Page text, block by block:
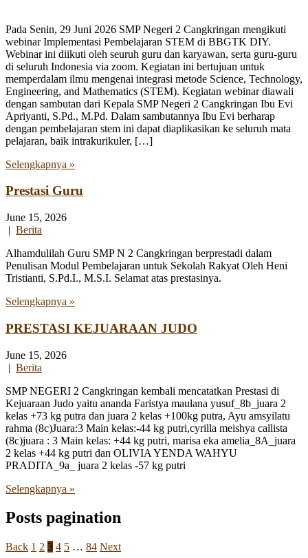
Pada Senin, 29 Juni 2026 SMP Negeri 2 Cangkringan mengikuti
webinar Implementasi Pembelajaran STEM di BBGTK DIY.
Webinar ini diikuti oleh seuruh guru dan karyawan, serta guru-guru
di seluruh Indonesia via zoom. Kegiatan ini bertujuan untuk
memperdalam ilmu mengenai integrasi metode Science, Technology,
Engineering, and Mathematics (STEM). Kegiatan webinar diawali
dengan sambutan dari Kepala SMP Negeri 2 Cangkringan Ibu Evi
Apriyanti, S.Pd., M.Pd. Dalam sambutannya Ibu Evi berharap
dengan pembelajaran stem ini dapat diaplikasikan ke seluruh mata
pelajaran, baik intrakurikuler, […]
Selengkapnya »
Prestasi Guru
June 15, 2026
| Berita
Alhamdulilah Guru SMP N 2 Cangkringan berprestadi dalam
Penulisan Modul Pembelajaran untuk Sekolah Rakyat Oleh Heni
Tristianti, S.Pd.I., M.S.I. Selamat atas prestasinya.
Selengkapnya »
PRESTASI KEJUARAAN JUDO
June 15, 2026
| Berita
SMP NEGERI 2 Cangkringan kembali mencatatkan Prestasi di
Kejuaraan Judo yaitu ananda Faristya maulana yusuf_8b_juara 2
kelas +73 kg putra dan juara 2 kelas +100kg putra, Ayu amsyilatu
rahma (8c)Juara:3 Main kelas:-44 kg putri,cyrilla meishya callista
(8c)juara : 3 Main kelas: +44 kg putri, marisa eka amelia_8A_juara
2 kelas +44 kg putri dan OLIVIA YENDA WAHYU
PRADITA_9a_ juara 2 kelas -57 kg putri
Selengkapnya »
Posts pagination
Back 1 2 3 4 5 … 84 Next